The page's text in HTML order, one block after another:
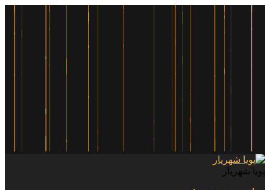
پویا شهریار